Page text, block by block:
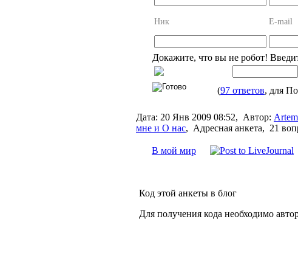
Ник E-mail
Докажите, что вы не робот!
(97 ответов, для
Дата: 20 Янв 2009 08:52, Автор:
мне и О нас, Адресная анкета, 21
В мой мир
Код этой анкеты в блог
Для получения кода необходимо